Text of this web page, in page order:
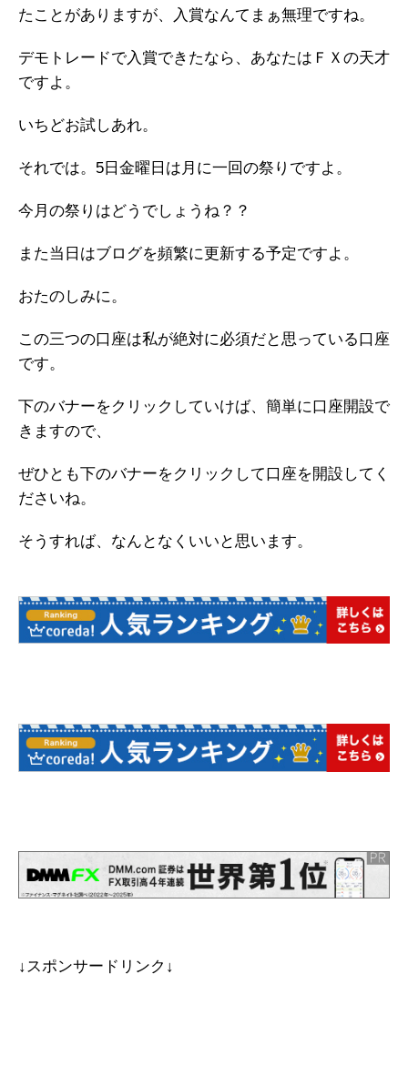
たことがありますが、入賞なんてまぁ無理ですね。
デモトレードで入賞できたなら、あなたはＦＸの天才
ですよ。
いちどお試しあれ。
それでは。5日金曜日は月に一回の祭りですよ。
今月の祭りはどうでしょうね？？
また当日はブログを頻繁に更新する予定ですよ。
おたのしみに。
この三つの口座は私が絶対に必須だと思っている口座
です。
下のバナーをクリックしていけば、簡単に口座開設で
きますので、
ぜひとも下のバナーをクリックして口座を開設してく
ださいね。
そうすれば、なんとなくいいと思います。
↓スポンサードリンク↓